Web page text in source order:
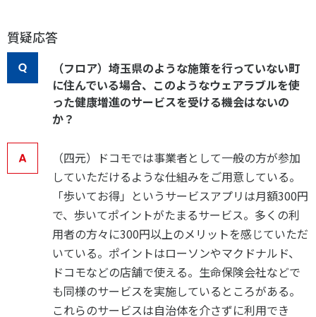
質疑応答
（フロア）埼玉県のような施策を行っていない町
に住んでいる場合、このようなウェアラブルを使
った健康増進のサービスを受ける機会はないの
か？
（四元）ドコモでは事業者として一般の方が参加
していただけるような仕組みをご用意している。
「歩いてお得」というサービスアプリは月額300円
で、歩いてポイントがたまるサービス。多くの利
用者の方々に300円以上のメリットを感じていただ
いている。ポイントはローソンやマクドナルド、
ドコモなどの店舗で使える。生命保険会社などで
も同様のサービスを実施しているところがある。
これらのサービスは自治体を介さずに利用でき